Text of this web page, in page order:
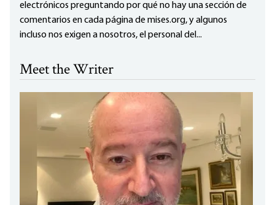
electrónicos preguntando por qué no hay una sección de
comentarios en cada página de mises.org, y algunos
incluso nos exigen a nosotros, el personal del...
Meet the Writer